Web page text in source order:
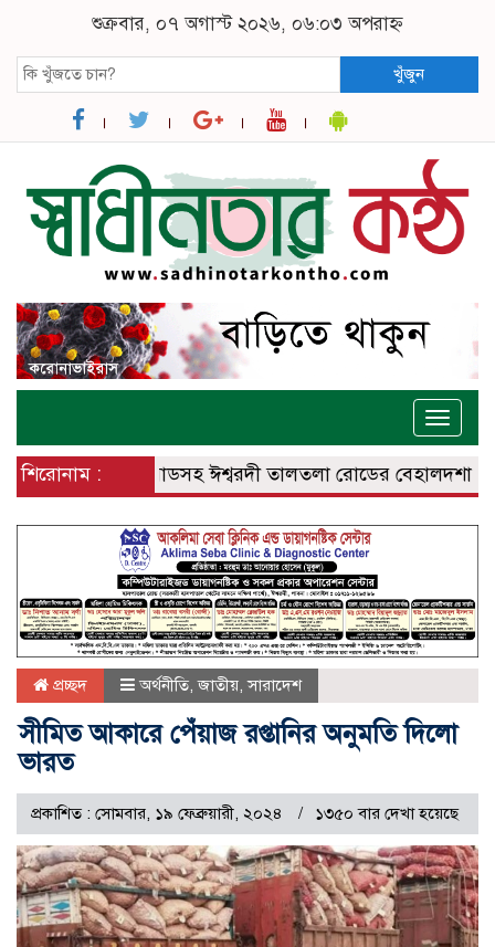
শুক্রবার, ০৭ অগাস্ট ২০২৬, ০৬:০৩ অপরাহ্ন
খুঁজুন
Toggle
শিরোনাম :
– বানেশ্বর রোডসহ ঈশ্বরদী তালতলা রোডের বেহালদশা
প্রচ্ছদ অর্থনীতি,জাতীয়,সারাদেশ
সীমিত আকারে পেঁয়াজ রপ্তানির অনুমতি দিলো
ভারত
প্রকাশিত : সোমবার, ১৯ ফেব্রুয়ারী, ২০২৪ ১৩৫০ বার দেখা হয়েছে